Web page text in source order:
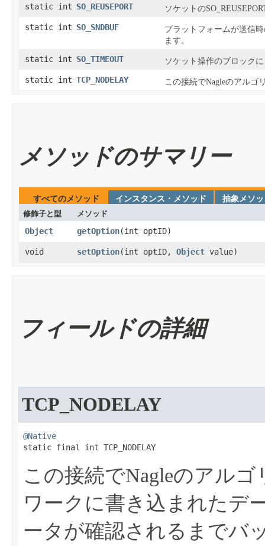
static int SO_REUSEPORT ソケットの
static int SO_SNDBUF
プラットフォームが送信
ます。
static int SO_TIMEOUT ソケット操作のブロック
static int TCP_NODELAY この接続でNagleのアルゴ
メソッドのサマリー
すべてのメソッド インスタンス・メソッド
抽象メソ
修飾子と型
メソッド
Object getOption​(int optID)
void setOption​(int optID, Object value)
フィールドの詳細
TCP_NODELAY
@Native
static final int TCP_NODELAY
この接続でNagleのアル
ワークに書き込まれたデ
ータが確認されるまでバ